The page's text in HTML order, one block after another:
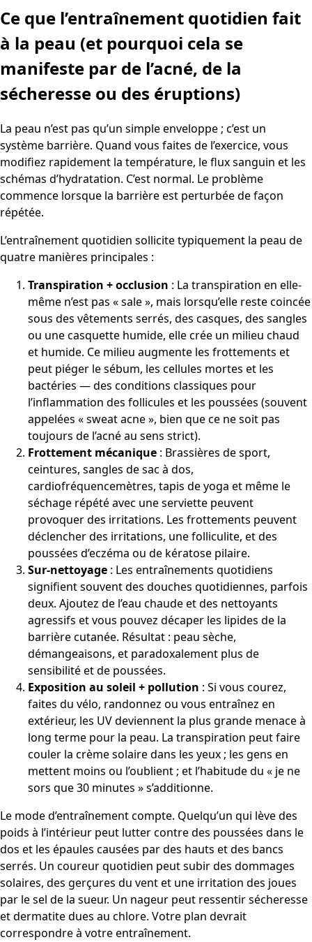
Ce que l’entraînement quotidien fait
à la peau (et pourquoi cela se
manifeste par de l’acné, de la
sécheresse ou des éruptions)
La peau n’est pas qu’un simple enveloppe ; c’est un
système barrière. Quand vous faites de l’exercice, vous
modifiez rapidement la température, le flux sanguin et les
schémas d’hydratation. C’est normal. Le problème
commence lorsque la barrière est perturbée de façon
répétée.
L’entraînement quotidien sollicite typiquement la peau de
quatre manières principales :
Transpiration + occlusion : La transpiration en elle-
même n’est pas « sale », mais lorsqu’elle reste coincée
sous des vêtements serrés, des casques, des sangles
ou une casquette humide, elle crée un milieu chaud
et humide. Ce milieu augmente les frottements et
peut piéger le sébum, les cellules mortes et les
bactéries — des conditions classiques pour
l’inflammation des follicules et les poussées (souvent
appelées « sweat acne », bien que ce ne soit pas
toujours de l’acné au sens strict).
Frottement mécanique : Brassières de sport,
ceintures, sangles de sac à dos,
cardiofréquencemètres, tapis de yoga et même le
séchage répété avec une serviette peuvent
provoquer des irritations. Les frottements peuvent
déclencher des irritations, une folliculite, et des
poussées d’eczéma ou de kératose pilaire.
Sur-nettoyage : Les entraînements quotidiens
signifient souvent des douches quotidiennes, parfois
deux. Ajoutez de l’eau chaude et des nettoyants
agressifs et vous pouvez décaper les lipides de la
barrière cutanée. Résultat : peau sèche,
démangeaisons, et paradoxalement plus de
sensibilité et de poussées.
Exposition au soleil + pollution : Si vous courez,
faites du vélo, randonnez ou vous entraînez en
extérieur, les UV deviennent la plus grande menace à
long terme pour la peau. La transpiration peut faire
couler la crème solaire dans les yeux ; les gens en
mettent moins ou l’oublient ; et l’habitude du « je ne
sors que 30 minutes » s’additionne.
Le mode d’entraînement compte. Quelqu’un qui lève des
poids à l’intérieur peut lutter contre des poussées dans le
dos et les épaules causées par des hauts et des bancs
serrés. Un coureur quotidien peut subir des dommages
solaires, des gerçures du vent et une irritation des joues
par le sel de la sueur. Un nageur peut ressentir sécheresse
et dermatite dues au chlore. Votre plan devrait
correspondre à votre entraînement.